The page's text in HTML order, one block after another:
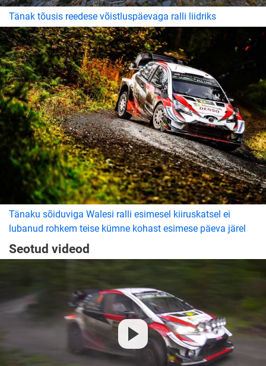
Tänak tõusis reedese võistluspäevaga ralli liidriks
Tänaku sõiduviga Walesi ralli esimesel kiiruskatsel ei
lubanud rohkem teise kümne kohast esimese päeva järel
Seotud videod